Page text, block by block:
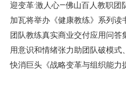
迎变革·激人心—佛山百人教职团
加瓦将举办《健康教练》系列读
团队教练真实商业交付应用问
用意识和情绪张力助团队破模
快消巨头《战略变革与组织能力